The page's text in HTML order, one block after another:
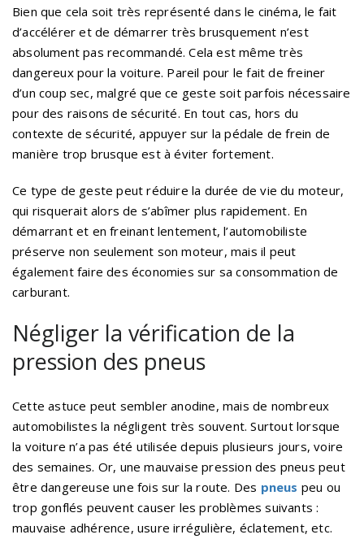
Bien que cela soit très représenté dans le cinéma, le fait
d’accélérer et de démarrer très brusquement n’est
absolument pas recommandé. Cela est même très
dangereux pour la voiture. Pareil pour le fait de freiner
d’un coup sec, malgré que ce geste soit parfois nécessaire
pour des raisons de sécurité. En tout cas, hors du
contexte de sécurité, appuyer sur la pédale de frein de
manière trop brusque est à éviter fortement.
Ce type de geste peut réduire la durée de vie du moteur,
qui risquerait alors de s’abîmer plus rapidement. En
démarrant et en freinant lentement, l’automobiliste
préserve non seulement son moteur, mais il peut
également faire des économies sur sa consommation de
carburant.
Négliger la vérification de la
pression des pneus
Cette astuce peut sembler anodine, mais de nombreux
automobilistes la négligent très souvent. Surtout lorsque
la voiture n’a pas été utilisée depuis plusieurs jours, voire
des semaines. Or, une mauvaise pression des pneus peut
être dangereuse une fois sur la route. Des pneus peu ou
trop gonflés peuvent causer les problèmes suivants :
mauvaise adhérence, usure irrégulière, éclatement, etc.